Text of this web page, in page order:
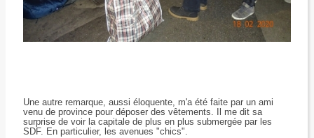
Une autre remarque, aussi éloquente, m'a été faite par un ami
venu de province pour déposer des vêtements. Il me dit sa
surprise de voir la capitale de plus en plus submergée par les
SDF. En particulier, les avenues "chics".